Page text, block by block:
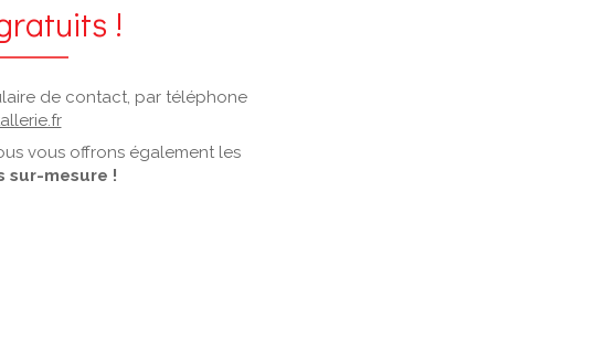
!
de contact, par téléphone
vous offrons également les
sur-mesure !